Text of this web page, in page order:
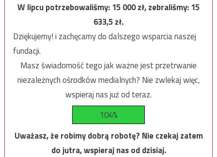
W lipcu potrzebowaliśmy:15 000zł, zebraliśmy:15
633,5zł.
Dziękujemy! i zachęcamy do dalszego wsparcia naszej
fundacji.
Masz świadomość tego jak ważne jest przetrwanie
niezależnych ośrodków medialnych? Nie zwlekaj więc,
wspieraj nas już od teraz.
104%
Uważasz, że robimy dobrą robotę? Nie czekaj zatem
do jutra, wspieraj nas od dzisiaj.